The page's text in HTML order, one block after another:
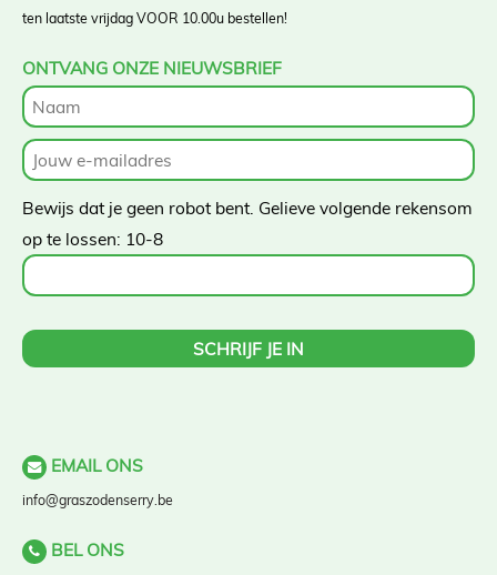
ten laatste vrijdag VOOR 10.00u bestellen!
ONTVANG ONZE NIEUWSBRIEF
Bewijs dat je geen robot bent. Gelieve volgende rekensom
op te lossen: 10-8
EMAIL ONS
info@graszodenserry.be
BEL ONS